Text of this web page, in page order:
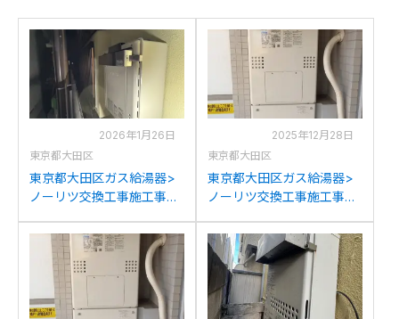
2026年1月26日
東京都大田区
東京都大田区ガス給湯器>
ノーリツ交換工事施工事
2428SAWXからノーリツ
GT-2070SAW BLへの交換
2025年12月28日
東京都大田区
東京都大田区ガス給湯器>
ノーリツ交換工事施工事
4200ARSAW3Q-56-Fから
ノーリツGTH-2454AW3H
BLへの交換